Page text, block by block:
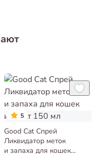
5
Good Cat Спрей
Ликвидатор меток
и запаха для кошек